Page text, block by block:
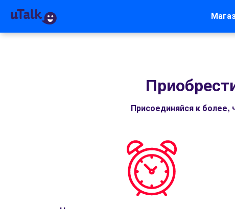
Присоединяйся к